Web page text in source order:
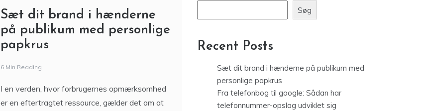
Sæt dit brand i hænderne
på publikum med personlige
papkrus
6 Min Reading
I en verden, hvor forbrugernes opmærksomhed
er en eftertragtet ressource, gælder det om at
Søg
Recent Posts
Sæt dit brand i hænderne på publikum med
personlige papkrus
Fra telefonbog til google: Sådan har
telefonnummer-opslag udviklet sig